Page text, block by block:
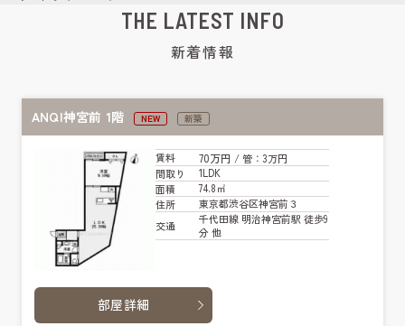
THE LATEST INFO
新着情報
ANQI神宮前 1階 NEW 新築
賃料 70万円 / 管：3万円
間取り
1LDK
面積
74.8㎡
住所
東京都渋谷区神宮前３
交通
千代田線 明治神宮前駅 徒歩9
分 他
部屋詳細